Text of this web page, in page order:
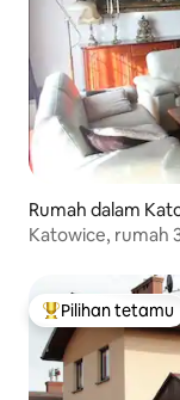
Rumah dalam
Katowice, rumah
Pilihan utama
Pilihan tetamu